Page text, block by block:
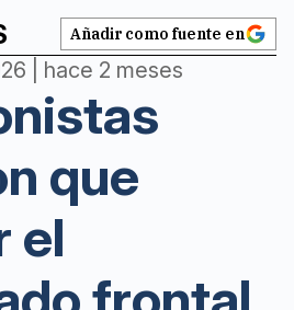
Añadir como fuente en
| hace 2 meses
que
el